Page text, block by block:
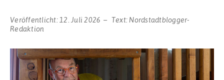
Veröffentlicht: 12. Juli 2026 Text: Nordstadtblogger-
Redaktion